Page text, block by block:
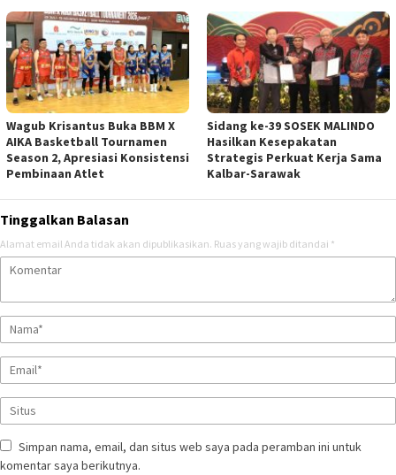
Wagub Krisantus Buka BBM X
AIKA Basketball Tournamen
Season 2, Apresiasi Konsistensi
Pembinaan Atlet
Sidang ke-39 SOSEK MALINDO
Hasilkan Kesepakatan
Strategis Perkuat Kerja Sama
Kalbar-Sarawak
Tinggalkan Balasan
Alamat email Anda tidak akan dipublikasikan. Ruas yang wajib ditandai *
Simpan nama, email, dan situs web saya pada peramban ini untuk
komentar saya berikutnya.